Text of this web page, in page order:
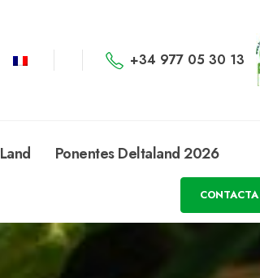
+34 977 05 30 13
Ponentes Deltaland 2026
CONTACTA